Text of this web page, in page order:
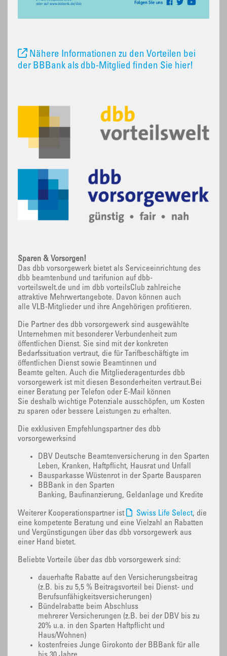
Nähere Informationen zu den Vorteilen bei
der BBBank als dbb-Mitglied finden Sie hier!
Sparen & Vorsorgen!
Das dbb vorsorgewerk bietet als Serviceeinrichtung des
dbb beamtenbund und tarifunion auf dbb-
vorteilswelt.de und im dbb vorteilsClub zahlreiche
attraktive Mehrwertangebote. Davon können auch
alle VLB-Mitglieder und ihre Angehörigen profitieren.
Die Partner des dbb vorsorgewerk sind ausgewählte
Unternehmen mit besonderer Verbundenheit zum
öffentlichen Dienst. Sie sind mit der konkreten
Bedarfssituation vertraut, die für Tarifbeschäftigte im
öffentlichen Dienst sowie Beamtinnen und
Beamte gelten. Auch die Mitgliederagenturdes dbb
vorsorgewerk ist mit diesen Besonderheiten vertraut.Bei
einer Beratung per Telefon oder E-Mail können
Sie deshalb wichtige Potenziale ausschöpfen, um Kosten
zu sparen oder bessere Leistungen zu erhalten.
Die exklusiven Empfehlungspartner des dbb
vorsorgewerksind
DBV Deutsche Beamtenversicherung in den Sparten
Leben, Kranken, Haftpflicht, Hausrat und Unfall
Bausparkasse Wüstenrot in der Sparte Bausparen
BBBank in den Sparten
Banking, Baufinanzierung, Geldanlage und Kredite
Weiterer Kooperationspartner ist Swiss Life Select, die
eine kompetente Beratung und eine Vielzahl an Rabatten
und Vergünstigungen über das dbb vorsorgewerk aus
einer Hand bietet.
Beliebte Vorteile über das dbb vorsorgewerk sind:
dauerhafte Rabatte auf den Versicherungsbeitrag
(z.B. bis zu 5,5 % Beitragsvorteil bei Dienst- und
Berufsunfähigkeitsversicherungen)
Bündelrabatte beim Abschluss
mehrerer Versicherungen (z.B. bei der DBV bis zu
20% u.a. in den Sparten Haftpflicht und
Haus/Wohnen)
kostenfreies Junge Girokonto der BBBank für alle